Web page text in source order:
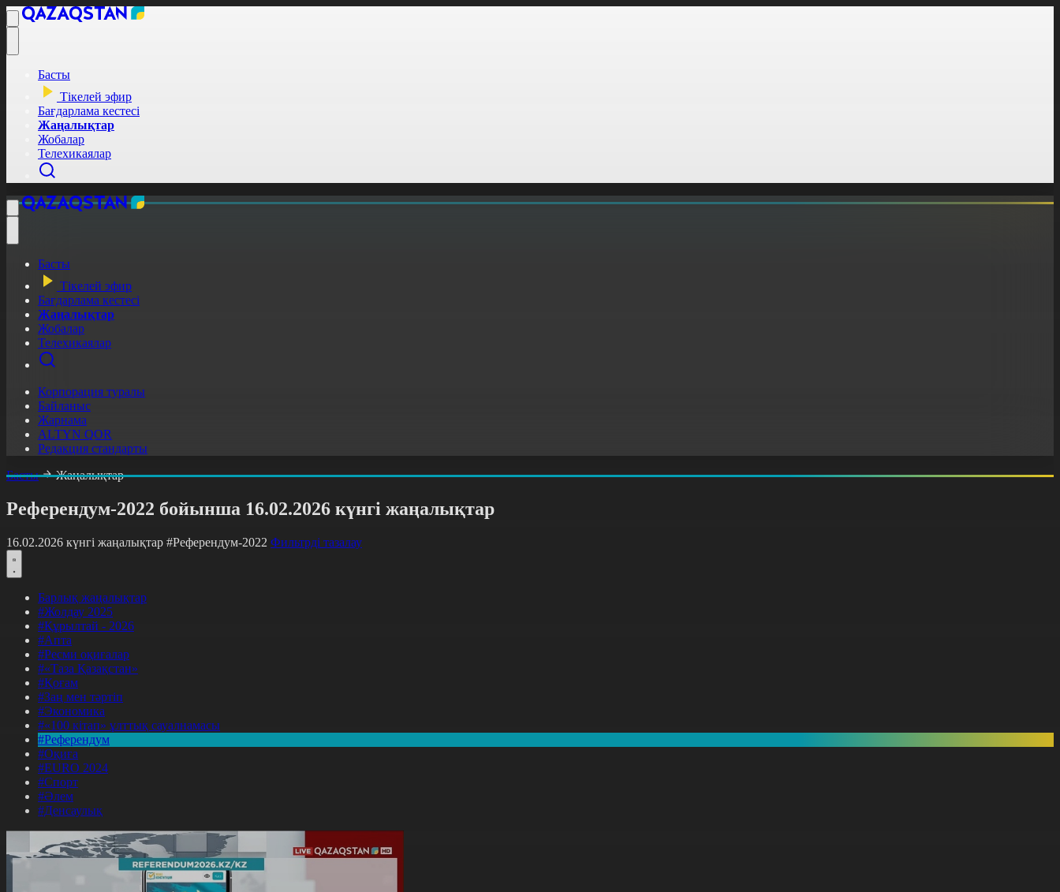
Басты
Тікелей эфир
Бағдарлама кестесі
Жаңалықтар
Жобалар
Телехикаялар
Басты
Тікелей эфир
Бағдарлама кестесі
Жаңалықтар
Жобалар
Телехикаялар
Корпорация туралы
Байланыс
Жарнама
ALTYN QOR
Редакция стандарты
Басты
Жаңалықтар
Референдум-2022 бойынша 16.02.2026 күнгі жаңалықтар
16.02.2026 күнгі жаңалықтар #Референдум-2022 Фильтрді тазалау
Барлық жаңалықтар
#Жолдау 2025
#Құрылтай - 2026
#Апта
#Ресми оқиғалар
#«Таза Қазақстан»
#Қоғам
#Заң мен тәртіп
#Экономика
#«100 кітап» ұлттық сауалнамасы
#Референдум
#Оқиға
#EURO 2024
#Спорт
#Әлем
#Денсаулық